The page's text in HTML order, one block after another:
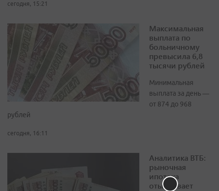
сегодня, 15:21
Максимальная
выплата по
больничному
превысила 6,8
тысячи рублей
Минимальная
выплата за день —
от 874 до 968
рублей
сегодня, 16:11
Аналитика ВТБ:
рыночная
ипотека
отыгрывает